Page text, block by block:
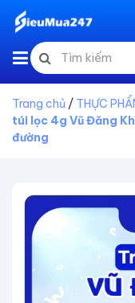
Trang chủ / THỰC
túi lọc 4g Vũ Đăng
đường